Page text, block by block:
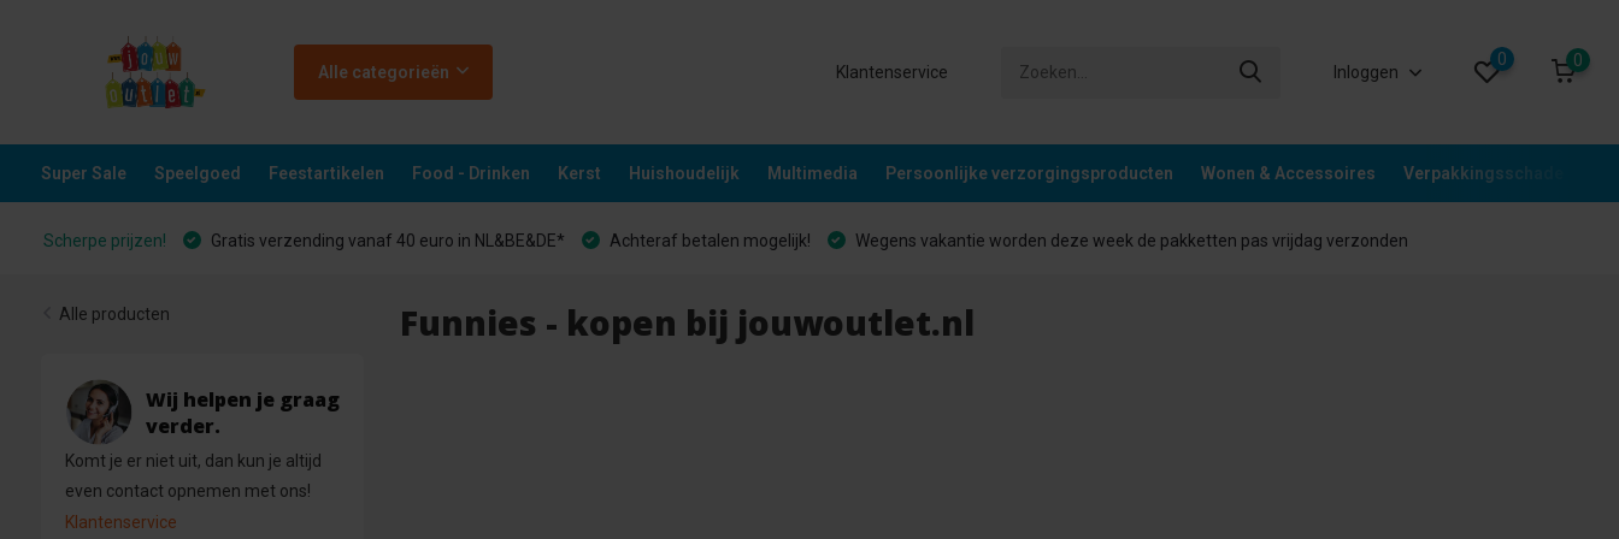
Alle categorieën Klantenservice Inloggen
0 0
Super Sale Speelgoed Feestartikelen Food - Drinken Kerst Huishoudelijk Multimedia Persoonlijke verzorgingsproducten Wonen & Accessoires Verpakkingsschade
Scherpe prijzen! Gratis verzending vanaf 40 euro in NL&BE&DE* Achteraf betalen mogelijk! Wegens vakantie worden deze week de pakketten pas vrijdag verzonden
Alle producten
Wij helpen je graag
verder.
Komt je er niet uit, dan kun je altijd
even contact opnemen met ons!
Klantenservice
Funnies - kopen bij jouwoutlet.nl